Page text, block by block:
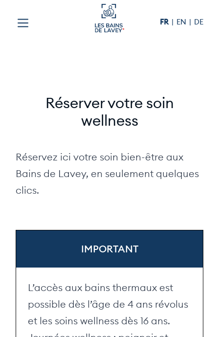
FR EN DE
Réserver votre soin
wellness
Réservez ici votre soin bien-être aux
Bains de Lavey, en seulement quelques
clics.
IMPORTANT
L’accès aux bains thermaux est
possible dès l’âge de 4 ans révolus
et les soins wellness dès 16 ans.